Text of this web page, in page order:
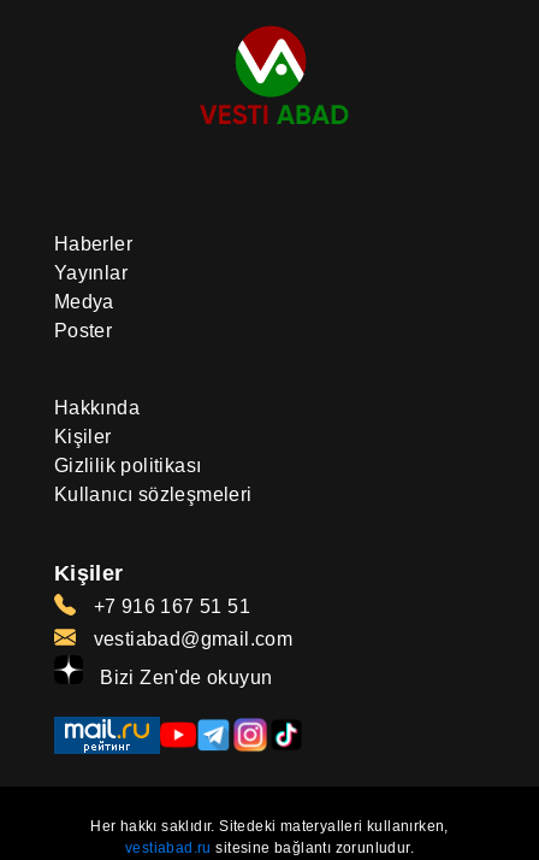
Haberler
Yayınlar
Medya
Poster
Hakkında
Kişiler
Gizlilik politikası
Kullanıcı sözleşmeleri
Kişiler
+7 916 167 51 51
vestiabad@gmail.com
Bizi Zen'de okuyun
Her hakkı saklıdır. Sitedeki materyalleri kullanırken,
vestiabad.ru sitesine bağlantı zorunludur.